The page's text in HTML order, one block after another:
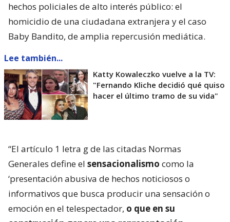
hechos policiales de alto interés público: el
homicidio de una ciudadana extranjera y el caso
Baby Bandito, de amplia repercusión mediática.
Lee también...
Katty Kowaleczko vuelve a la TV:
"Fernando Kliche decidió qué quiso
hacer el último tramo de su vida"
“El artículo 1 letra g de las citadas Normas
Generales define el sensacionalismo como la
‘presentación abusiva de hechos noticiosos o
informativos que busca producir una sensación o
emoción en el telespectador, o que en su